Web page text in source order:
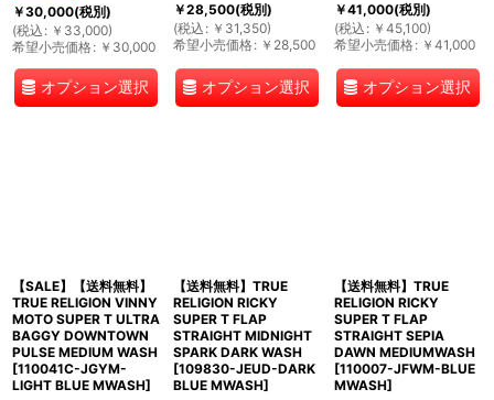
￥30,000(税別)
(税込 : ￥ 33,000)
希望小売価格: ￥ 30,000
オプション選択
￥28,500(税別)
(税込 : ￥ 31,350)
希望小売価格: ￥ 28,500
オプション選択
￥41,000(税別)
(税込 : ￥ 45,100)
希望小売価格: ￥ 41,000
オプション選択
【SALE】【送料無料】
TRUE RELIGION VINNY
MOTO SUPER T ULTRA
BAGGY DOWNTOWN
PULSE MEDIUM WASH
[110041C-JGYM-
LIGHT BLUE MWASH]
【送料無料】TRUE
RELIGION RICKY
SUPER T FLAP
STRAIGHT MIDNIGHT
SPARK DARK WASH
[109830-JEUD-DARK
BLUE MWASH]
【送料無料】TRUE
RELIGION RICKY
SUPER T FLAP
STRAIGHT SEPIA
DAWN MEDIUMWASH
[110007-JFWM-BLUE
MWASH]